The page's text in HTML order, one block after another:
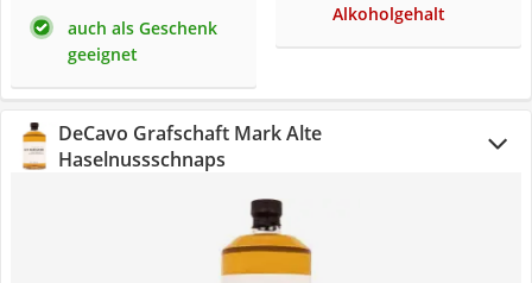
auch als Geschenk
geeignet
Alkoholgehalt
DeCavo Grafschaft Mark Alte
Haselnussschnaps